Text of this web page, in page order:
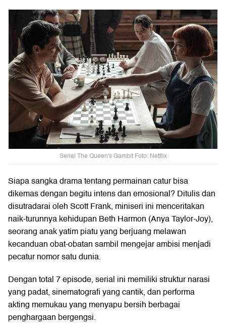
Serial The Queen's Gambit Foto: Netflix
Siapa sangka drama tentang permainan catur bisa
dikemas dengan begitu intens dan emosional? Ditulis dan
disutradarai oleh Scott Frank, miniseri ini menceritakan
naik-turunnya kehidupan Beth Harmon (Anya Taylor-Joy),
seorang anak yatim piatu yang berjuang melawan
kecanduan obat-obatan sambil mengejar ambisi menjadi
pecatur nomor satu dunia.
Dengan total 7 episode, serial ini memiliki struktur narasi
yang padat, sinematografi yang cantik, dan performa
akting memukau yang menyapu bersih berbagai
penghargaan bergengsi.